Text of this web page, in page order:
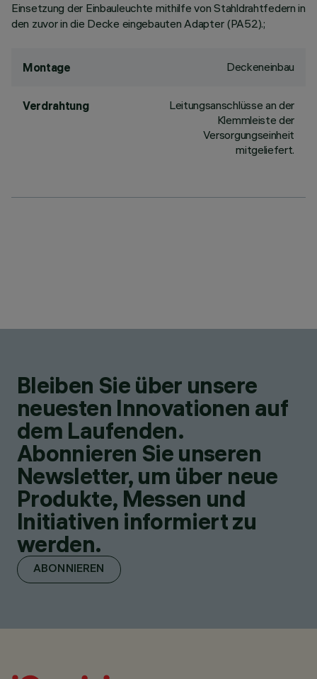
Einsetzung der Einbauleuchte mithilfe von Stahldrahtfedern in
den zuvor in die Decke eingebauten Adapter (PA52).;
Montage Deckeneinbau
Verdrahtung
Leitungsanschlüsse an der
Klemmleiste der
Versorgungseinheit
mitgeliefert.
Bleiben Sie über unsere
neuesten Innovationen auf
dem Laufenden.
Abonnieren Sie unseren
Newsletter, um über neue
Produkte, Messen und
Initiativen informiert zu
werden.
ABONNIEREN